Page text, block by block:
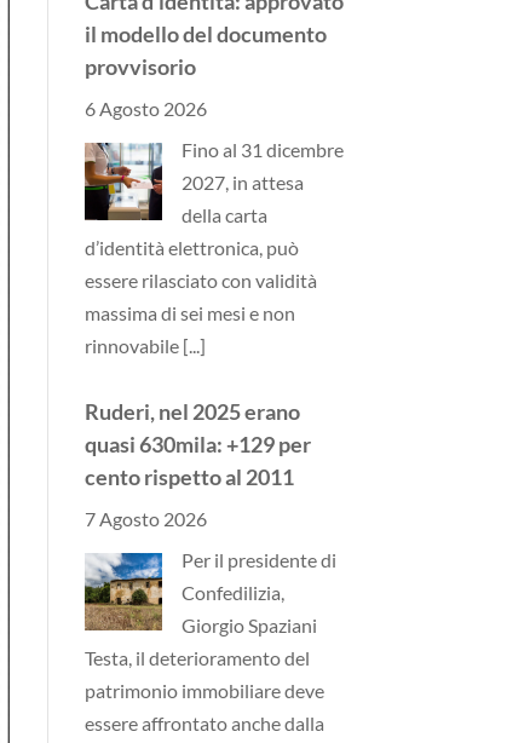
il modello del documento
provvisorio
6 Agosto 2026
Fino al 31 dicembre
2027, in attesa
della carta
d’identità elettronica, può
essere rilasciato con validità
massima di sei mesi e non
rinnovabile [...]
Ruderi, nel 2025 erano
quasi 630mila: +129 per
cento rispetto al 2011
7 Agosto 2026
Per il presidente di
Confedilizia,
Giorgio Spaziani
Testa, il deterioramento del
patrimonio immobiliare deve
essere affrontato anche dalla